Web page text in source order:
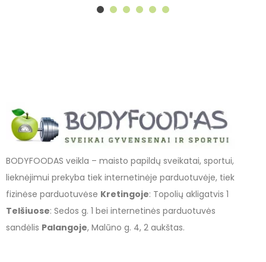
BODYFOODAS veikla – maisto papildų sveikatai, sportui,
lieknėjimui prekyba tiek internetinėje parduotuvėje, tiek
fizinėse parduotuvėse Kretingoje: Topolių akligatvis 1
Telšiuose: Sedos g. 1 bei internetinės parduotuvės
sandėlis Palangoje, Malūno g. 4, 2 aukštas.